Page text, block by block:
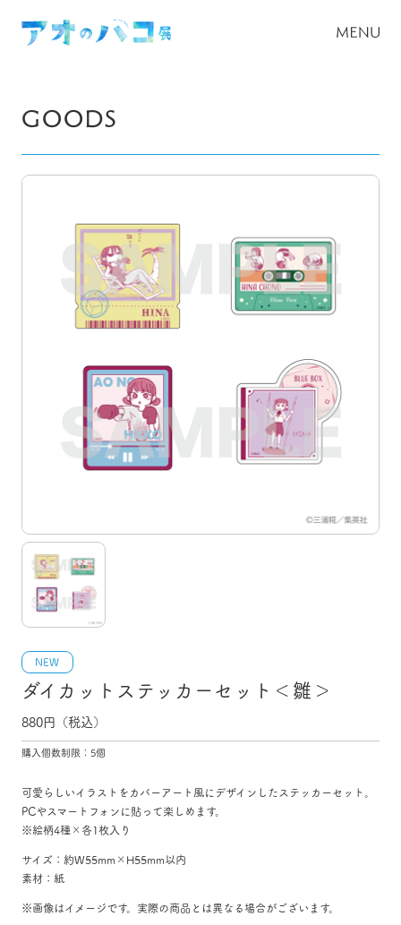
GOODS
NEW
ダイカットステッカーセット＜雛＞
880円（税込）
購入個数制限：5個
可愛らしいイラストをカバーアート風にデザインしたステッカーセット。
PCやスマートフォンに貼って楽しめます。
※絵柄4種×各1枚入り
サイズ：約W55mm×H55mm以内
素材：紙
※画像はイメージです。実際の商品とは異なる場合がございます。